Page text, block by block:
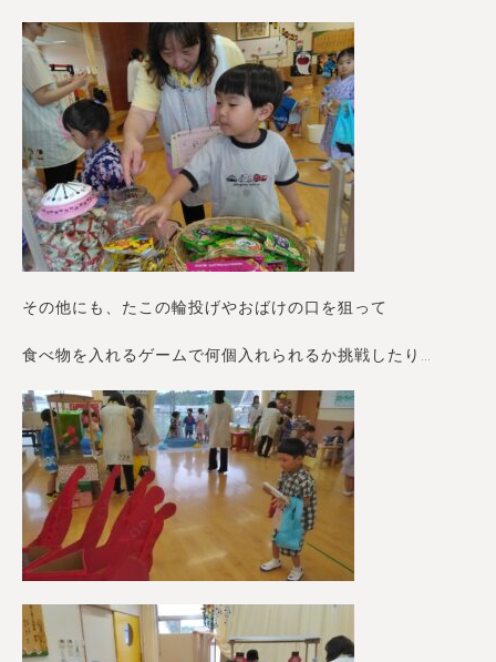
その他にも、たこの輪投げやおばけの口を狙って
食べ物を入れるゲームで何個入れられるか挑戦したり…